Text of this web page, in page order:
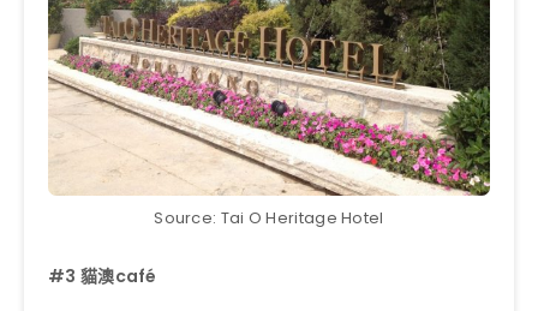
Source: Tai O Heritage Hotel
#3 貓澳café